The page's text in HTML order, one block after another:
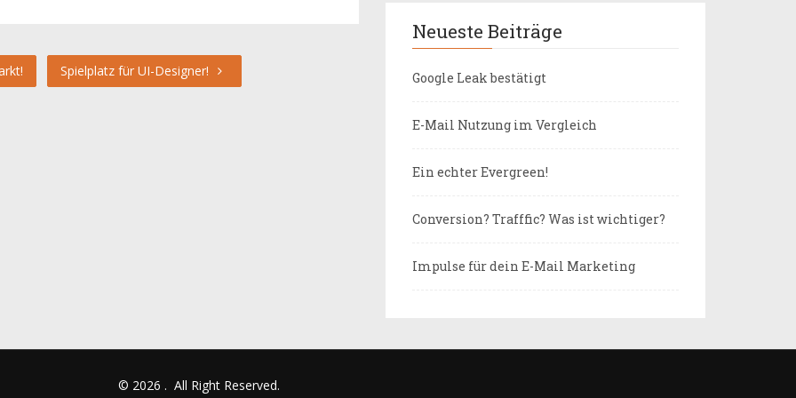
Spielplatz für UI-Designer!
Neueste Beiträge
Google Leak bestätigt
E-Mail Nutzung im Vergleich
Ein echter Evergreen!
Conversion? Trafffic? Was ist wichtiger?
Impulse für dein E-Mail Marketing
© 2026 . All Right Reserved.